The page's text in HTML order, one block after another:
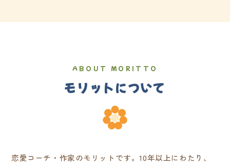
ABOUT MORITTO
モリットについて
恋愛コーチ・作家のモリットです。10年以上にわたり、